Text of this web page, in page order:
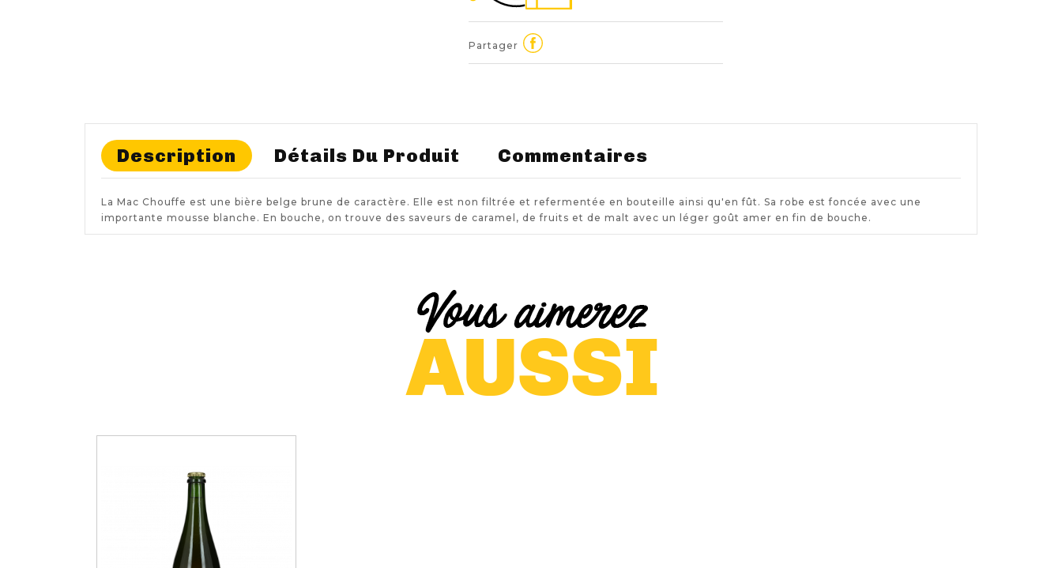
Partager
Description Détails Du Produit Commentaires
La Mac Chouffe est une bière belge brune de caractère. Elle est non filtrée et refermentée en bouteille ainsi qu'en fût. Sa robe est foncée avec une
importante mousse blanche. En bouche, on trouve des saveurs de caramel, de fruits et de malt avec un léger goût amer en fin de bouche.